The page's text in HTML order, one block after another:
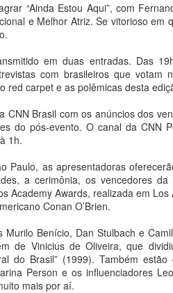
“Ainda Estou Aqui”, com
e Melhor Atriz. Se vitorioso em
em duas entradas. Das
com brasileiros que votam
red carpet e as polêmicas desta
CNN Brasil com os anúncios dos
do pós-evento. O canal da CNN
1h.
Paulo, as apresentadoras
a cerimônia, os vencedores
Academy Awards, realizada em
Conan O’Brien.
Murilo Benício, Dan Stulbach e
de Vinicius de Oliveira, que
do Brasil” (1999). Também
Person e os influenciadores
mais por aí.
da House
Sesc 24 de
em cena,
em
pela
e pela afirmação
AUG
realiza
e
Toni
Ana Bittar
Temporada
Mundo terá
da ópera Dido
Purcell, nos
agosto, e dois
Prêmio BTG Pactual da Música
Luedji Luna, Joyce Alane, Larissa Luz e
à obra de um dos maiores nomes